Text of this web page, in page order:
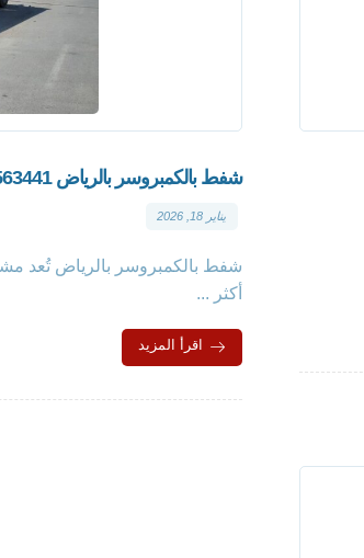
شفط بالكمبروسر بالرياض 0508563441
يناير 18, 2026
شفط بالكمبروسر بالرياض تُعد
أكثر ...
اقرأ المزيد